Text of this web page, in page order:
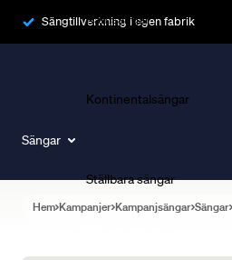
Sängtillverkning i egen fabrik
Sängar
Ramsängar
Kontinentalsängar
Ställbara sängar
Hem Kampanjer Kampanjsängar Sängar